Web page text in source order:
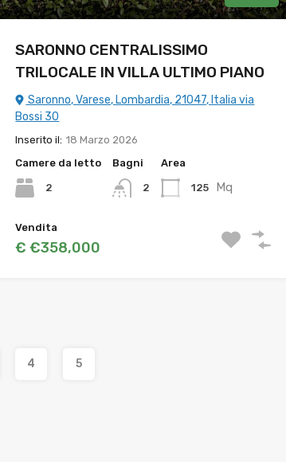
SARONNO CENTRALISSIMO
TRILOCALE IN VILLA ULTIMO PIANO
Saronno, Varese, Lombardia, 21047, Italia via
Bossi 30
Inserito il: 18 Marzo 2026
Camere da letto
2
Bagni
2
Area
125 Mq
Vendita
€ €358,000
4 5